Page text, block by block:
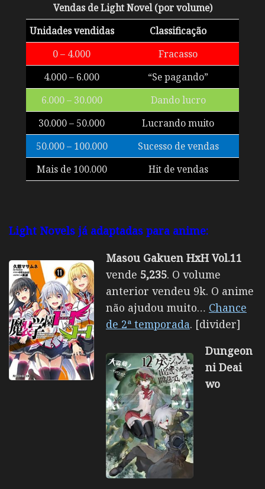
Vendas de Light Novel (por volume)
Unidades vendidas
Classificação
0 – 4.000
Fracasso
4.000 – 6.000
“Se pagando”
6.000 – 30.000
Dando lucro
30.000 – 50.000
Lucrando muito
50.000 – 100.000
Sucesso de vendas
Mais de 100.000
Hit de vendas
Light Novels já adaptadas para anime:
Masou Gakuen HxH Vol.11
vende 5,235. O volume
anterior vendeu 9k. O anime
não ajudou muito… Chance
de 2ª temporada. [divider]
Dungeon
ni Deai
wo